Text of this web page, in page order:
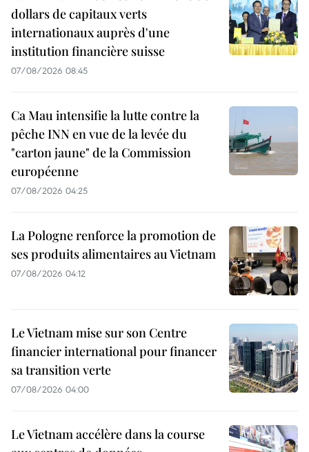
dollars de capitaux verts
internationaux auprès d'une
institution financière suisse
07/08/2026 08:45
Ca Mau intensifie la lutte contre la
pêche INN en vue de la levée du
"carton jaune" de la Commission
européenne
07/08/2026 04:25
La Pologne renforce la promotion de
ses produits alimentaires au Vietnam
07/08/2026 04:12
Le Vietnam mise sur son Centre
financier international pour financer
sa transition verte
07/08/2026 04:00
Le Vietnam accélère dans la course